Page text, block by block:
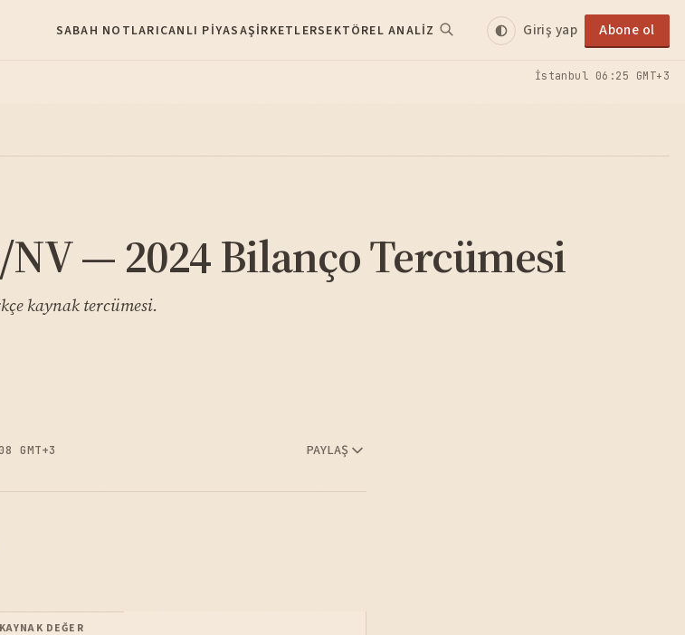
SABAH NOTLARICANLI PIYASAŞIRKETLERSEKTÖREL ANALIZ Giriş yap Abone ol
İstanbul 06:25 GMT+3
— 2024 Bilanço Tercümesi
kaynak tercümesi.
GMT+3 PAYLAŞ
KAYNAK DEĞER